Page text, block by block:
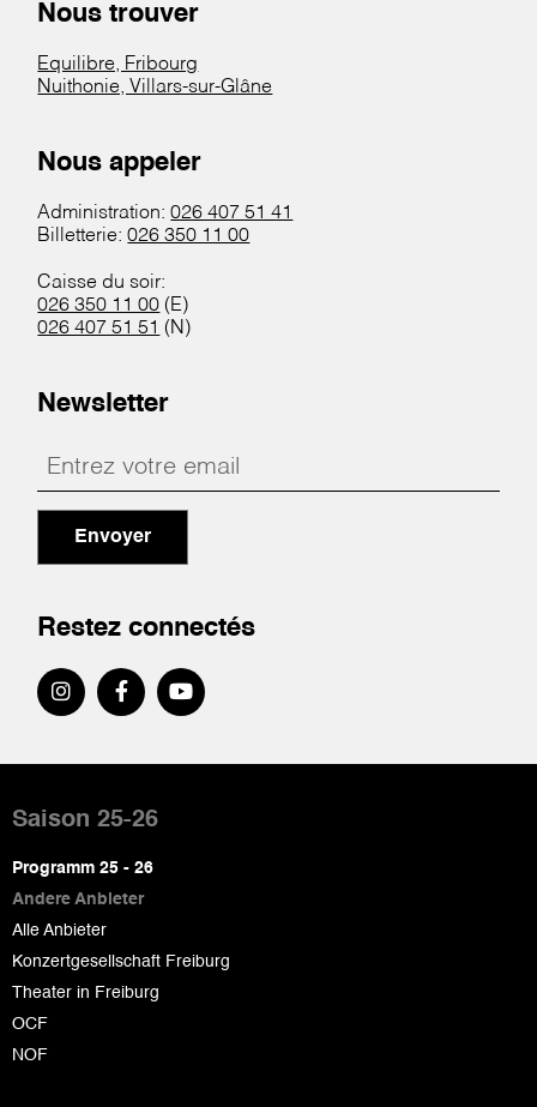
Nous trouver
Equilibre, Fribourg
Nuithonie, Villars-sur-Glâne
Nous appeler
Administration:026 407 51 41
Billetterie:026 350 11 00
Caisse du soir:
026 350 11 00 (E)
026 407 51 51 (N)
Newsletter
Envoyer
Restez connectés
de
page
Saison 25-26
Programm 25 - 26
Andere Anbieter
Alle Anbieter
Konzertgesellschaft Freiburg
Theater in Freiburg
OCF
NOF